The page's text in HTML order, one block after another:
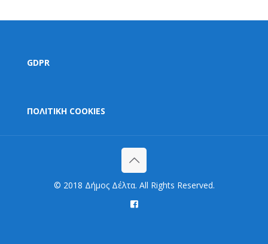
GDPR
ΠΟΛΙΤΙΚΗ COOKIES
© 2018 Δήμος Δέλτα. All Rights Reserved.